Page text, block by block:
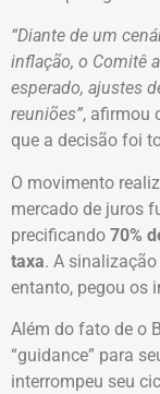
“Diante de um
inflação, o Comitê
esperado, ajustes
reuniões”, afirmou
que a decisão foi
O movimento
mercado de juros
precificando 70%
taxa. A
entanto, pegou os
Além do fato de o
“guidance” para
interrompeu seu